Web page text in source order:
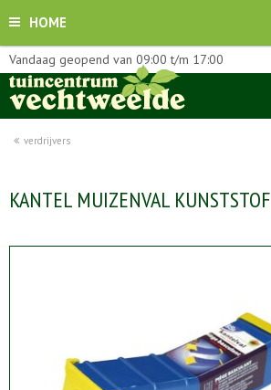
HOME
verdrijvers
Vandaag geopend van 09:00 t/m 17:00
KANTEL MUIZENVAL KUNSTSTOF